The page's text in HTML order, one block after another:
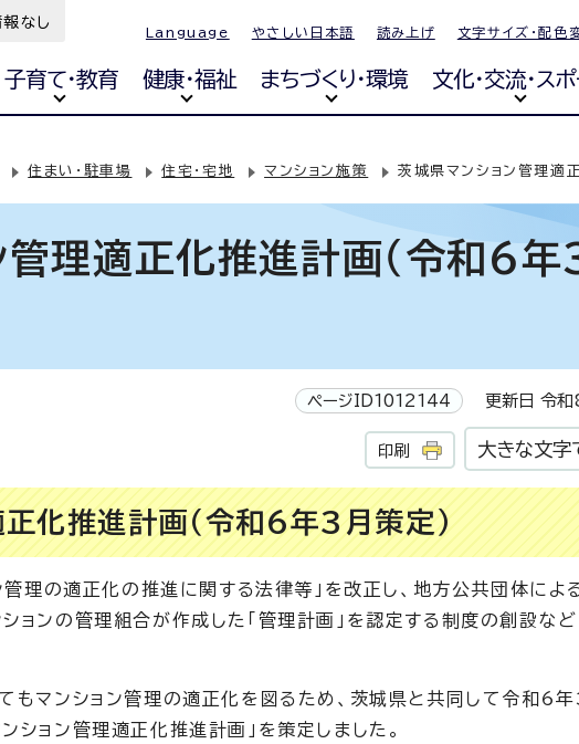
なし
Language やさしい日本語 読み上げ 文字サイズ・配色
子育て・教育 健康・福祉 まちづくり・環境 文化・交流・ス
住まい・駐車場 住宅・宅地 マンション施策 茨城県マンション管理適
管理適正化推進計画（令和6
ページID1012144 更新日 令和
印刷 大きな文字
化推進計画（令和6年3月策定）
の適正化の推進に関する法律等」を改正し、地方公共団体による
ョンの管理組合が作成した「管理計画」を認定する制度の創設な
もマンション管理の適正化を図るため、茨城県と共同して令和6
ション管理適正化推進計画」を策定しました。